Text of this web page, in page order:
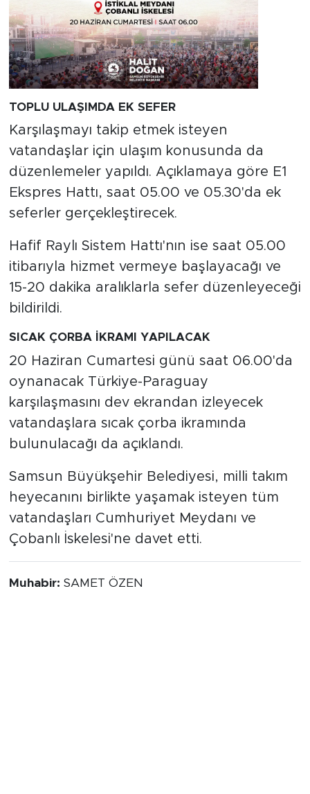
TOPLU ULAŞIMDA EK SEFER
Karşılaşmayı takip etmek isteyen
vatandaşlar için ulaşım konusunda da
düzenlemeler yapıldı. Açıklamaya göre E1
Ekspres Hattı, saat 05.00 ve 05.30'da ek
seferler gerçekleştirecek.
Hafif Raylı Sistem Hattı'nın ise saat 05.00
itibarıyla hizmet vermeye başlayacağı ve
15-20 dakika aralıklarla sefer düzenleyeceği
bildirildi.
SICAK ÇORBA İKRAMI YAPILACAK
20 Haziran Cumartesi günü saat 06.00'da
oynanacak Türkiye-Paraguay
karşılaşmasını dev ekrandan izleyecek
vatandaşlara sıcak çorba ikramında
bulunulacağı da açıklandı.
Samsun Büyükşehir Belediyesi, milli takım
heyecanını birlikte yaşamak isteyen tüm
vatandaşları Cumhuriyet Meydanı ve
Çobanlı İskelesi'ne davet etti.
Muhabir: SAMET ÖZEN